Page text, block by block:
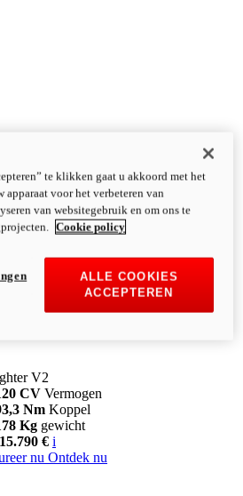
V2
CV Vermogen
Nm Koppel
Kg gewicht
€ i
nu Ontdek nu
te klikken gaat u akkoord met het
apparaat voor het verbeteren van
van websitegebruik en om ons te
Cookie policy
ALLE COOKIES
ACCEPTEREN